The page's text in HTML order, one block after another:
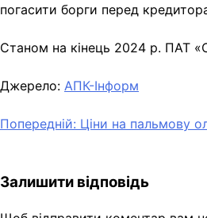
погасити борги перед
Станом на кінець 2024 р. ПАТ
Джерело: АПК-Інформ
Навігація
Попередній: Ціни на пальмову
Залишити відповідь